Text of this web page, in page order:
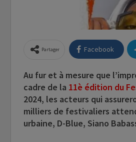
Partager Facebook
Au fur et à mesure que
cadre de la 11è édition du
2024, les acteurs qui
milliers de festivaliers
urbaine, D-Blue, Siano